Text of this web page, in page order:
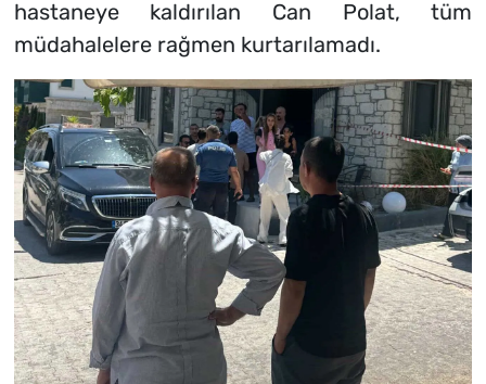
hastaneye kaldırılan Can Polat, tüm
müdahalelere rağmen kurtarılamadı.